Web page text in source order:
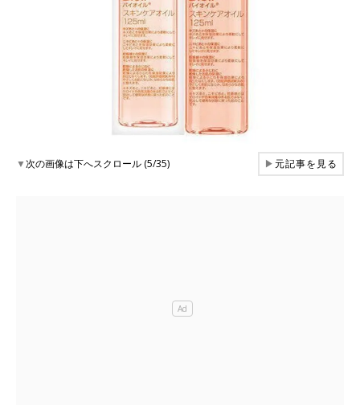
▼次の画像は下へスクロール (5/35) ▶元記事を見る